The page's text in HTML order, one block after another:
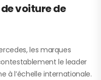
voiture de
les marques
le leader
à l’échelle internationale.